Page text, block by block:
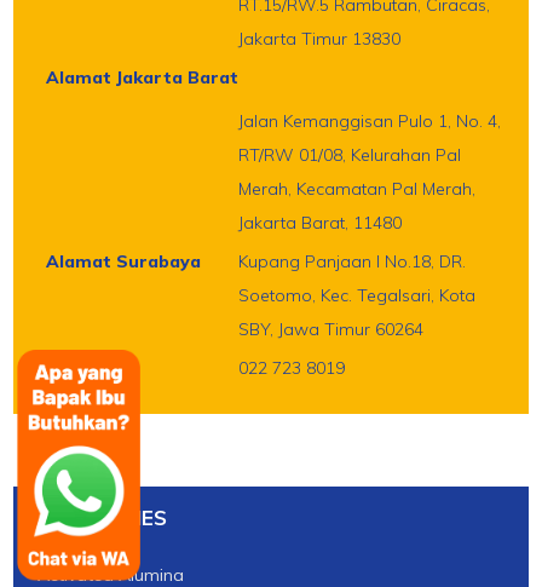
RT.15/RW.5 Rambutan, Ciracas,
Jakarta Timur 13830
Alamat Jakarta Barat
Jalan Kemanggisan Pulo 1, No. 4,
RT/RW 01/08, Kelurahan Pal
Merah, Kecamatan Pal Merah,
Jakarta Barat, 11480
Alamat Surabaya
Kupang Panjaan I No.18, DR.
Soetomo, Kec. Tegalsari, Kota
SBY, Jawa Timur 60264
Phone
022 723 8019
CATEGORIES
Activated Alumina